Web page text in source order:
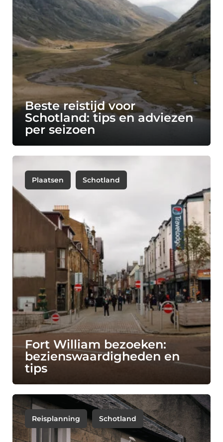
Beste reistijd voor
Schotland: tips en adviezen
per seizoen
Plaatsen Schotland
Fort William bezoeken:
bezienswaardigheden en
tips
Reisplanning Schotland